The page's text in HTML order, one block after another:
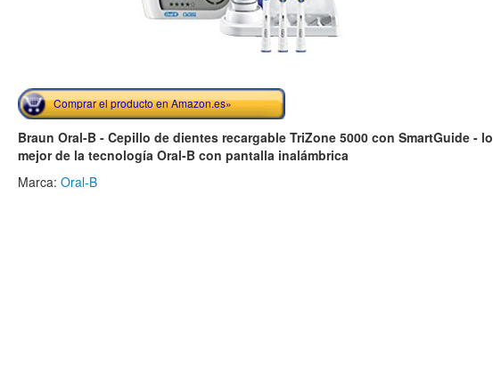
Comprar el producto en Amazon.es»
Braun Oral-B - Cepillo de dientes recargable TriZone 5000 con SmartGuide - lo
mejor de la tecnología Oral-B con pantalla inalámbrica
Marca: Oral-B